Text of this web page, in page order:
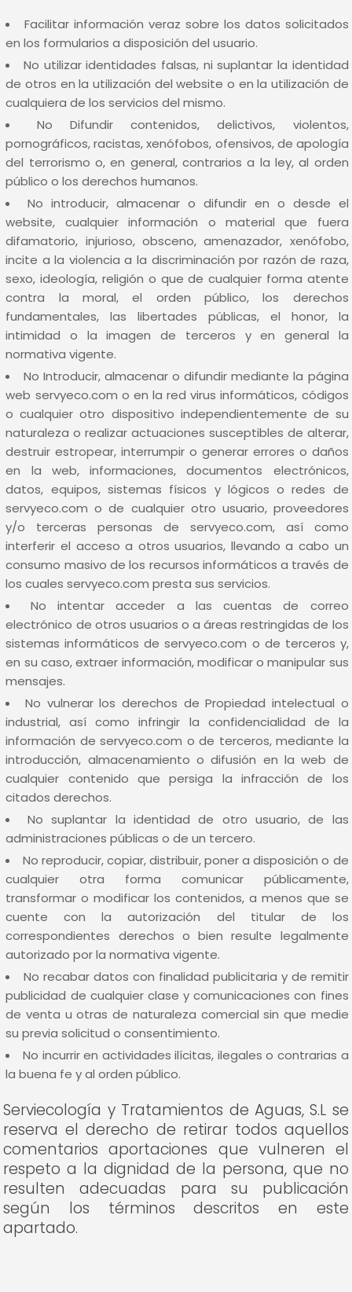
Facilitar información veraz sobre los datos solicitados
en los formularios a disposición del usuario.
No utilizar identidades falsas, ni suplantar la identidad
de otros en la utilización del website o en la utilización de
cualquiera de los servicios del mismo.
No Difundir contenidos, delictivos, violentos,
pornográficos, racistas, xenófobos, ofensivos, de apología
del terrorismo o, en general, contrarios a la ley, al orden
público o los derechos humanos.
No introducir, almacenar o difundir en o desde el
website, cualquier información o material que fuera
difamatorio, injurioso, obsceno, amenazador, xenófobo,
incite a la violencia a la discriminación por razón de raza,
sexo, ideología, religión o que de cualquier forma atente
contra la moral, el orden público, los derechos
fundamentales, las libertades públicas, el honor, la
intimidad o la imagen de terceros y en general la
normativa vigente.
No Introducir, almacenar o difundir mediante la página
web servyeco.com o en la red virus informáticos, códigos
o cualquier otro dispositivo independientemente de su
naturaleza o realizar actuaciones susceptibles de alterar,
destruir estropear, interrumpir o generar errores o daños
en la web, informaciones, documentos electrónicos,
datos, equipos, sistemas físicos y lógicos o redes de
servyeco.com o de cualquier otro usuario, proveedores
y/o terceras personas de servyeco.com, así como
interferir el acceso a otros usuarios, llevando a cabo un
consumo masivo de los recursos informáticos a través de
los cuales servyeco.com presta sus servicios.
No intentar acceder a las cuentas de correo
electrónico de otros usuarios o a áreas restringidas de los
sistemas informáticos de servyeco.com o de terceros y,
en su caso, extraer información, modificar o manipular sus
mensajes.
No vulnerar los derechos de Propiedad intelectual o
industrial, así como infringir la confidencialidad de la
información de servyeco.com o de terceros, mediante la
introducción, almacenamiento o difusión en la web de
cualquier contenido que persiga la infracción de los
citados derechos.
No suplantar la identidad de otro usuario, de las
administraciones públicas o de un tercero.
No reproducir, copiar, distribuir, poner a disposición o de
cualquier otra forma comunicar públicamente,
transformar o modificar los contenidos, a menos que se
cuente con la autorización del titular de los
correspondientes derechos o bien resulte legalmente
autorizado por la normativa vigente.
No recabar datos con finalidad publicitaria y de remitir
publicidad de cualquier clase y comunicaciones con fines
de venta u otras de naturaleza comercial sin que medie
su previa solicitud o consentimiento.
No incurrir en actividades ilícitas, ilegales o contrarias a
la buena fe y al orden público.
Serviecología y Tratamientos de Aguas, S.L se
reserva el derecho de retirar todos aquellos
comentarios aportaciones que vulneren el
respeto a la dignidad de la persona, que no
resulten adecuadas para su publicación
según los términos descritos en este
apartado.